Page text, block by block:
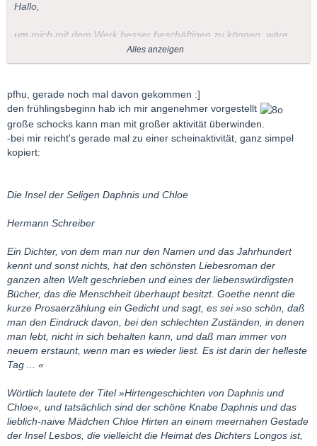
Hallo,
um mich mit dem Werk besser beschäftigen zu können, wäre
eine Handlungsangabe (was soll welcher Teil "darstellen") sehr
hilfreich.
Hat jemand Hinweise (gar Links), wo man sowas nachlesen
könnte?
Herzliche Grüße
Alles anzeigen
pfhu, gerade noch mal davon gekommen :]
den frühlingsbeginn hab ich mir angenehmer vorgestellt
große schocks kann man mit großer aktivität überwinden.
-bei mir reicht's gerade mal zu einer scheinaktivität, ganz simpel
kopiert:
Die Insel der Seligen Daphnis und Chloe
Hermann Schreiber
Ein Dichter, von dem man nur den Namen und das Jahrhundert
kennt und sonst nichts, hat den schönsten Liebesroman der
ganzen alten Welt geschrieben und eines der liebenswürdigsten
Bücher, das die Menschheit überhaupt besitzt. Goethe nennt die
kurze Prosaerzählung ein Gedicht und sagt, es sei »so schön, daß
man den Eindruck davon, bei den schlechten Zuständen, in denen
man lebt, nicht in sich behalten kann, und daß man immer von
neuem erstaunt, wenn man es wieder liest. Es ist darin der helleste
Tag ... «
Wörtlich lautete der Titel »Hirtengeschichten von Daphnis und
Chloe«, und tatsächlich sind der schöne Knabe Daphnis und das
lieblich-naive Mädchen Chloe Hirten an einem meernahen Gestade
der Insel Lesbos, die vielleicht die Heimat des Dichters Longos ist,